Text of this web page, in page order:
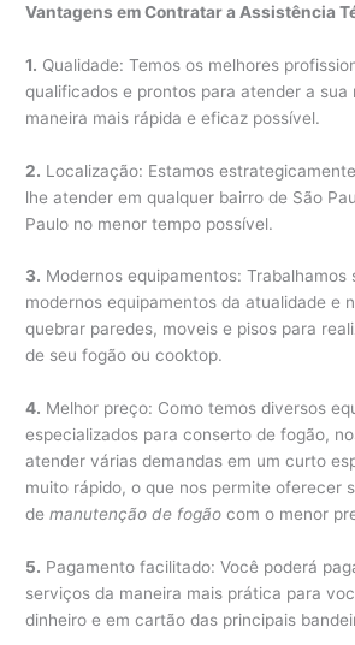
Vantagens em Contratar a Assistência
1. Qualidade: Temos os melhores
qualificados e prontos para atender a sua
maneira mais rápida e eficaz possível.
2. Localização: Estamos
lhe atender em qualquer bairro de São
Paulo no menor tempo possível.
3. Modernos equipamentos: Trabalhamos
modernos equipamentos da atualidade e
quebrar paredes, moveis e pisos para
de seu fogão ou cooktop.
4. Melhor preço: Como temos diversos
especializados para conserto de fogão,
atender várias demandas em um curto
muito rápido, o que nos permite oferecer
demanutenção de fogão com o menor
5. Pagamento facilitado: Você poderá
serviços da maneira mais prática para
dinheiro e em cartão das principais